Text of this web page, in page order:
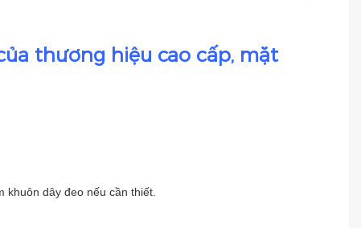
thương hiệu cao cấp, mặt
khuôn dây đeo nếu cần thiết.